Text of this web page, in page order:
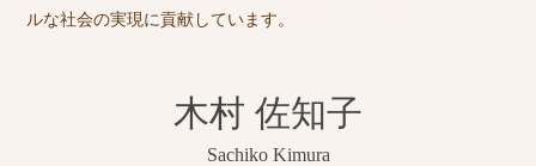
ルな社会の実現に貢献しています。
木村 佐知子
Sachiko Kimura